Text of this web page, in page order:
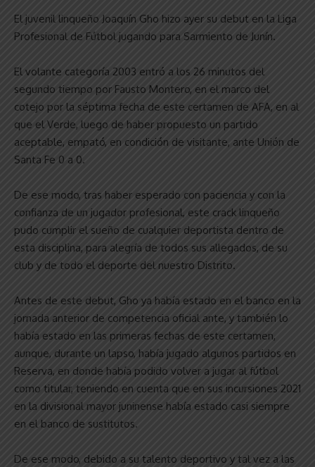
El juvenil linqueño Joaquín Gho hizo ayer su debut en la Liga
Profesional de Fútbol jugando para Sarmiento de Junín.
El volante categoría 2003 entró a los 26 minutos del
segundo tiempo por Fausto Montero, en el marco del
cotejo por la séptima fecha de este certamen de AFA, en al
que el Verde, luego de haber propuesto un partido
aceptable, empató, en condición de visitante, ante Unión de
Santa Fe 0 a 0.
De ese modo, tras haber esperado con paciencia y con la
confianza de un jugador profesional, este crack linqueño
pudo cumplir el sueño de cualquier deportista dentro de
esta disciplina, para alegría de todos sus allegados, de su
club y de todo el deporte del nuestro Distrito.
Antes de este debut, Gho ya había estado en el banco en la
jornada anterior de competencia oficial ante, y también lo
había estado en las primeras fechas de este certamen,
aunque, durante un lapso, había jugado algunos partidos en
Reserva, en donde había podido volver a jugar al fútbol
como titular, teniendo en cuenta que en sus incursiones 2021
en la divisional mayor juninense había estado casi siempre
en el banco de sustitutos.
De ese modo, debido a su talento deportivo y tal vez a las